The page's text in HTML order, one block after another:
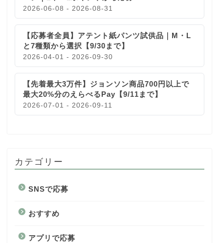
2026-06-08 - 2026-08-31
【応募者全員】アテント紙パンツ試供品｜M・L
と7種類から選択【9/30まで】
2026-04-01 - 2026-09-30
【先着最大3万件】ジョンソン商品700円以上で
最大20%分のえらべるPay【9/11まで】
2026-07-01 - 2026-09-11
カテゴリー
SNSで応募
おすすめ
アプリで応募